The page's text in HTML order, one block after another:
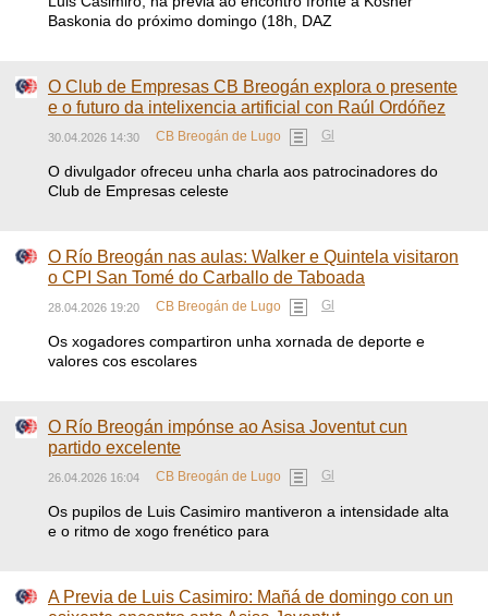
Baskonia do próximo domingo (18h, DAZ
O Club de Empresas CB Breogán explora o presente
e o futuro da intelixencia artificial con Raúl Ordóñez
30.04.2026 14:30 CB Breogán de Lugo Gl
O divulgador ofreceu unha charla aos patrocinadores do
Club de Empresas celeste
O Río Breogán nas aulas: Walker e Quintela visitaron
o CPI San Tomé do Carballo de Taboada
28.04.2026 19:20 CB Breogán de Lugo Gl
Os xogadores compartiron unha xornada de deporte e
valores cos escolares
O Río Breogán impónse ao Asisa Joventut cun
partido excelente
26.04.2026 16:04 CB Breogán de Lugo Gl
Os pupilos de Luis Casimiro mantiveron a intensidade alta
e o ritmo de xogo frenético para
A Previa de Luis Casimiro: Mañá de domingo con un